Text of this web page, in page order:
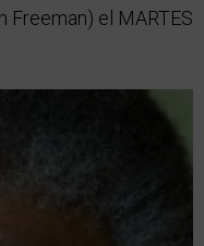
el MARTES